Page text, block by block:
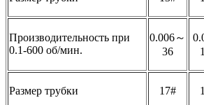
Производительность при
0.1-600 об/мин.
0.006～
36
Размер трубки 17#